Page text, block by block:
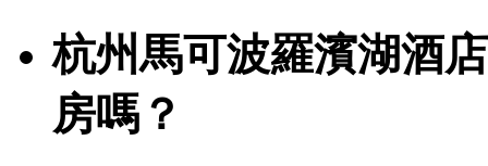
杭州馬可波羅濱湖酒
房嗎？